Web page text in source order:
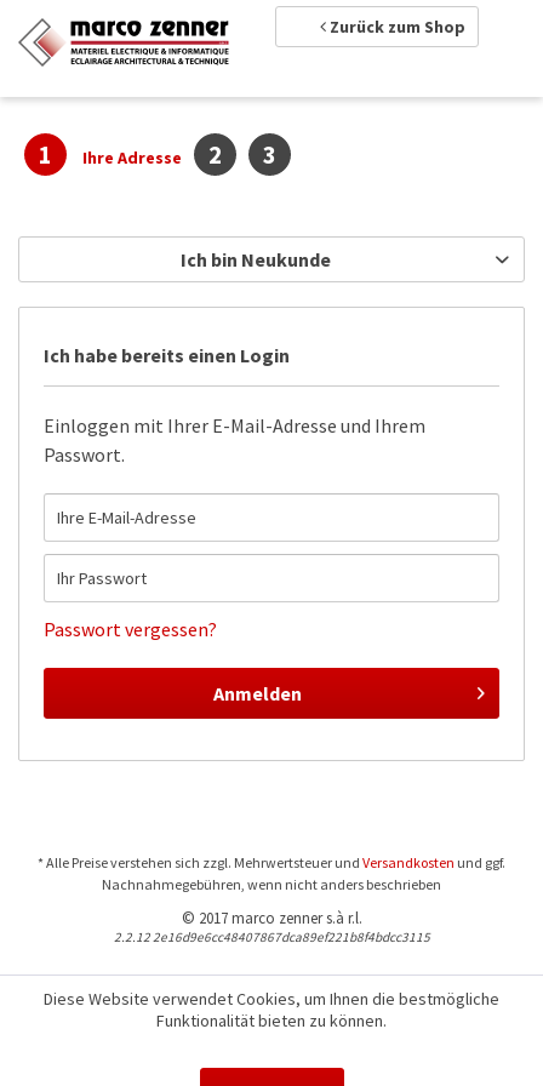
Zurück zum Shop
1 Ihre Adresse 2 3
Ich bin Neukunde
Ich habe bereits einen Login
Einloggen mit Ihrer E-Mail-Adresse und Ihrem
Passwort.
Passwort vergessen?
Anmelden
* Alle Preise verstehen sich zzgl. Mehrwertsteuer und Versandkosten und ggf.
Nachnahmegebühren, wenn nicht anders beschrieben
© 2017 marco zenner s.à r.l.
2.2.12 2e16d9e6cc48407867dca89ef221b8f4bdcc3115
+352 441544-1
Diese Website verwendet Cookies, um Ihnen die bestmögliche
Funktionalität bieten zu können.